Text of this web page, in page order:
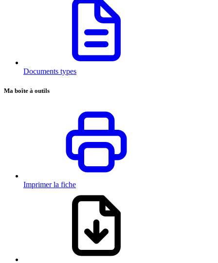
Documents types
Ma boîte à outils
Imprimer la fiche